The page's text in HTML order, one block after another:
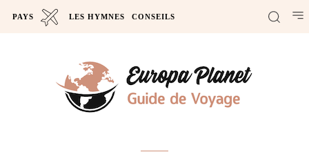
PAYS LES HYMNES CONSEILS